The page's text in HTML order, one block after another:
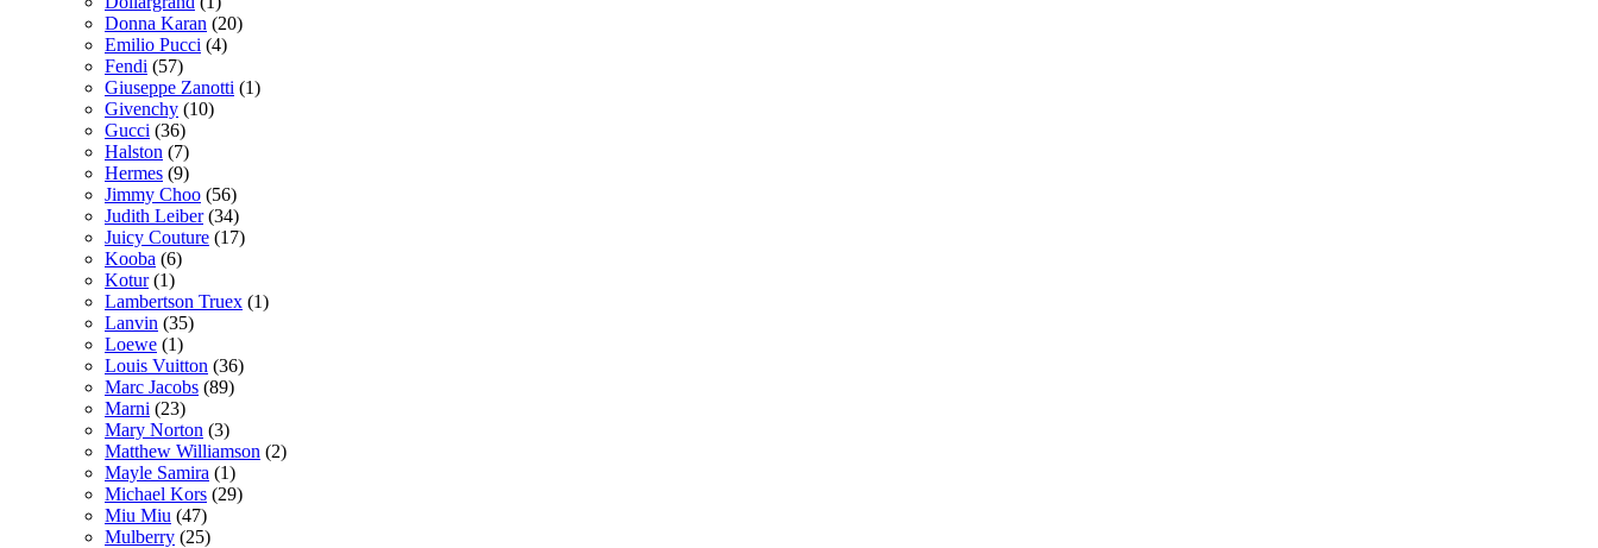
Donna Karan (20)
Emilio Pucci (4)
Fendi (57)
Giuseppe Zanotti (1)
Givenchy (10)
Gucci (36)
Halston (7)
Hermes (9)
Jimmy Choo (56)
Judith Leiber(34)
Juicy Couture (17)
Kooba (6)
Kotur(1)
Lambertson Truex (1)
Lanvin (35)
Loewe (1)
Louis Vuitton (36)
Marc Jacobs (89)
Marni (23)
Mary Norton (3)
Matthew Williamson (2)
Mayle Samira (1)
Michael Kors (29)
Miu Miu (47)
Mulberry (25)